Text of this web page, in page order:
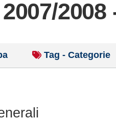
2008
Tag - Categorie